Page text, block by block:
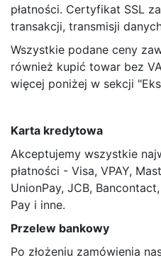
płatności. Certyfikat SSL
transakcji, transmisji
Wszystkie podane ceny
również kupić towar bez
więcej poniżej w sekcji
Karta kredytowa
Akceptujemy wszystkie
płatności - Visa, VPAY,
UnionPay, JCB,
Pay i inne.
Przelew bankowy
Po złożeniu zamówienia